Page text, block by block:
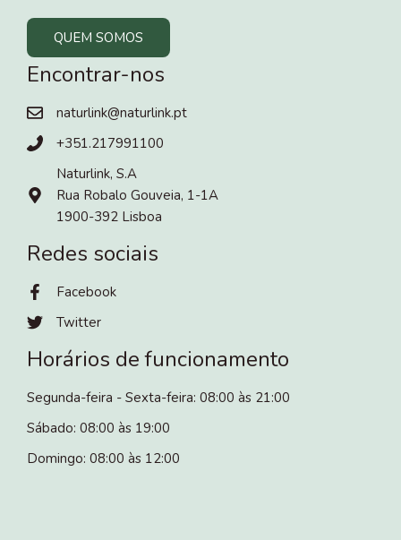
QUEM SOMOS
Encontrar-nos
naturlink@naturlink.pt
+351.217991100
Naturlink, S.A
Rua Robalo Gouveia, 1-1A
1900-392 Lisboa
Redes sociais
Facebook
Twitter
Horários de funcionamento
Segunda-feira - Sexta-feira: 08:00 às 21:00
Sábado: 08:00 às 19:00
Domingo: 08:00 às 12:00